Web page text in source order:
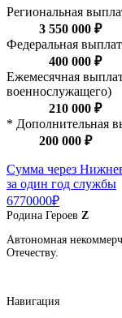
Региональная
3 550 000 ₽
Федеральная
400 000 ₽
Ежемесячная
военнослужащего)
210 000 ₽
* Дополнительная
200 000 ₽
Сумма через
за один год службы
6770000₽
Родина Героев Z
Автономная
Отечеству.
Навигация